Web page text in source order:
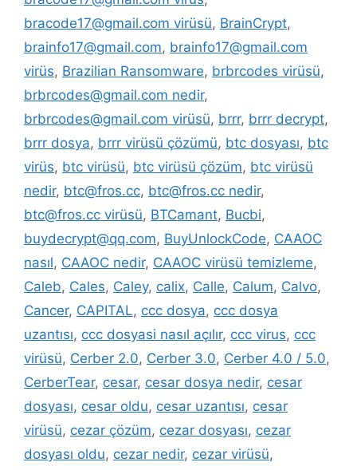
bracode17@gmail.com virüsü, BrainCrypt,
brainfo17@gmail.com, brainfo17@gmail.com
virüs, Brazilian Ransomware, brbrcodes virüsü,
brbrcodes@gmail.com nedir,
brbrcodes@gmail.com virüsü, brrr, brrr decrypt,
brrr dosya, brrr virüsü çözümü, btc dosyası, btc
virüs, btc virüsü, btc virüsü çözüm, btc virüsü
nedir, btc@fros.cc, btc@fros.cc nedir,
btc@fros.cc virüsü, BTCamant, Bucbi,
buydecrypt@qq.com, BuyUnlockCode, CAAOC
nasıl, CAAOC nedir, CAAOC virüsü temizleme,
Caleb, Cales, Caley, calix, Calle, Calum, Calvo,
Cancer, CAPITAL, ccc dosya, ccc dosya
uzantısı, ccc dosyasi nasıl açılır, ccc virus, ccc
virüsü, Cerber 2.0, Cerber 3.0, Cerber 4.0 / 5.0,
CerberTear, cesar, cesar dosya nedir, cesar
dosyası, cesar oldu, cesar uzantısı, cesar
virüsü, cezar çözüm, cezar dosyası, cezar
dosyası oldu, cezar nedir, cezar virüsü,